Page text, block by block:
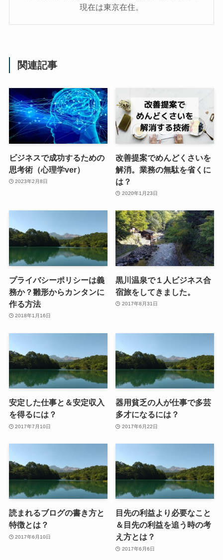
現在は東京在住。
関連記事
ビジネスで成功するための
思考術（心理学ver）
2023年2月8日
改善提案でめんどくさいを
解消。業務の無駄を省くに
は？
2020年1月23日
プライバシーポリシーは義
務か？雛形からカンタンに
作る方法
2018年1月16日
黒川温泉で１人ビジネス合
宿旅をしてきました。
2017年8月31日
安定した仕事と＆安定収入
を得るには？
2017年7月10日
器用貧乏の人が仕事で多芸
多才になるには？
2017年6月22日
読まれるブログの書き方と
特徴とは？
2017年6月10日
目先の利益より必要なこと
＆目先の利益を追う時の考
え方とは？
2017年6月6日